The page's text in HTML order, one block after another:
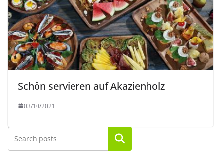
Schön servieren auf Akazienholz
03/10/2021
Suchen